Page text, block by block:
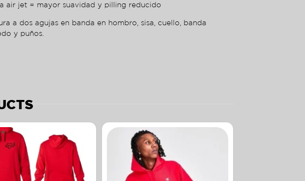
air jet = mayor suavidad y pilling reducido
a dos agujas en banda en hombro, sisa, cuello, banda
y puños.